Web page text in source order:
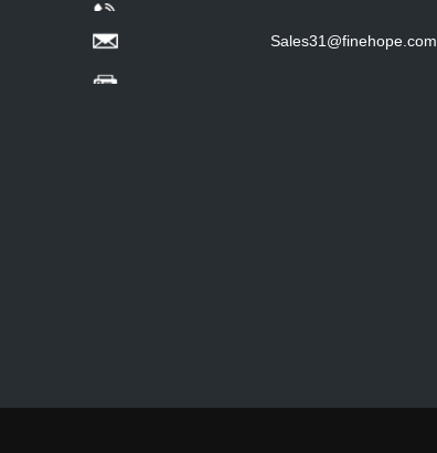
Waterproof Baby Pu
Sales31@finehope.com